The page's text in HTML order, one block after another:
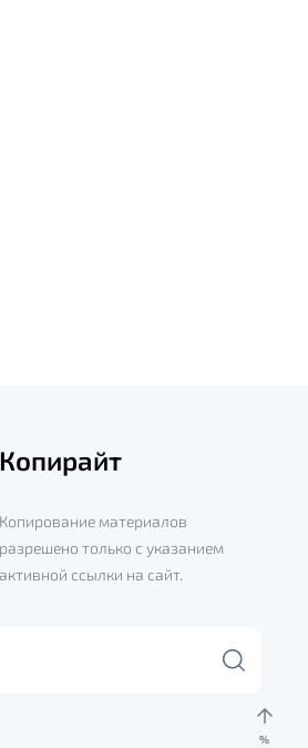
Копирайт
Копирование материалов
разрешено только с указанием
активной ссылки на сайт.
%